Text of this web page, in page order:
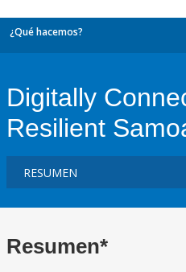
¿Qué hacemos?
Digitally
Resilient
Resumen*